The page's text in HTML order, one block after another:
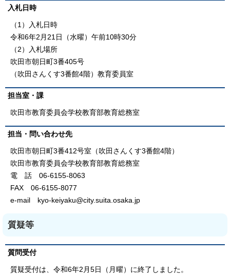
入札日時
（1）入札日時
令和6年2月21日（水曜）午前10時30分
（2）入札場所
吹田市朝日町3番405号
（吹田さんくす3番館4階）教育委員室
担当室・課
吹田市教育委員会学校教育部教育総務室
担当・問い合わせ先
吹田市朝日町3番412号室（吹田さんくす3番館4階）
吹田市教育委員会学校教育部教育総務室
電 話 06-6155-8063
FAX 06-6155-8077
e-mail kyo-keiyaku@city.suita.osaka.jp
質疑等
質問受付
質疑受付は、令和6年2月5日（月曜）に終了しました。